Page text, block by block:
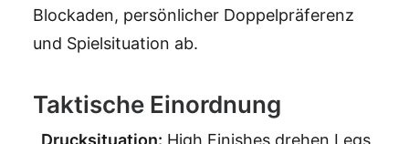
Blockaden, persönlicher Doppelpräferenz
und Spielsituation ab.
Taktische Einordnung
Drucksituation: High Finishes drehen Legs